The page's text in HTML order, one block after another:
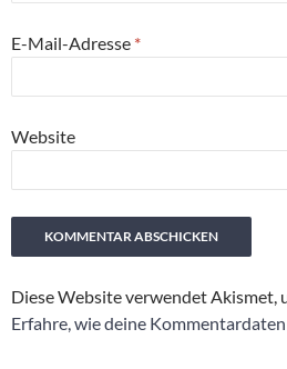
E-Mail-Adresse *
Website
Diese Website verwendet Akismet,
Erfahre, wie deine